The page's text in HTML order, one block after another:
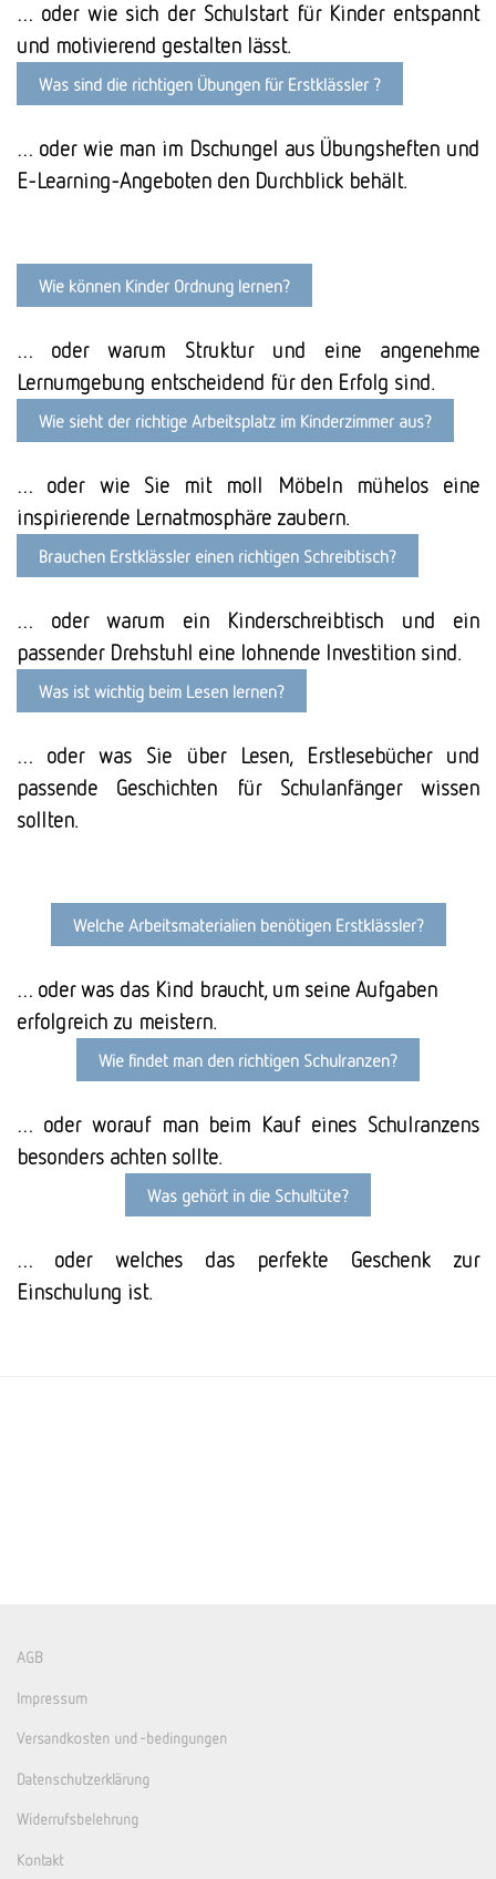
… oder wie sich der Schulstart für Kinder entspannt
und motivierend gestalten lässt.
Was sind die richtigen Übungen für Erstklässler ?
… oder wie man im Dschungel aus Übungsheften und
E-Learning-Angeboten den Durchblick behält.
Wie können Kinder Ordnung lernen?
… oder warum Struktur und eine angenehme
Lernumgebung entscheidend für den Erfolg sind.
Wie sieht der richtige Arbeits­platz im Kinder­zimmer aus?
… oder wie Sie mit moll Möbeln mühelos eine
inspirierende Lernatmosphäre zaubern.
Brauchen Erst­klässler einen richtigen Schreib­tisch?
… oder warum ein Kinderschreibtisch und ein
passender Drehstuhl eine lohnende Investition sind.
Was ist wichtig beim Lesen lernen?
… oder was Sie über Lesen, Erstlesebücher und
passende Geschichten für Schulanfänger wissen
sollten.
Welche Arbeits­materialien benötigen Erst­klässler?
… oder was das Kind braucht, um seine Aufgaben
erfolgreich zu meistern.
Wie findet man den richtigen Schul­ranzen?
… oder worauf man beim Kauf eines Schulranzens
besonders achten sollte.
Was gehört in die Schul­tüte?
… oder welches das perfekte Geschenk zur
Einschulung ist.
AGB
Impressum
Versandkosten und -bedingungen
Datenschutzerklärung
Widerrufsbelehrung
Kontakt